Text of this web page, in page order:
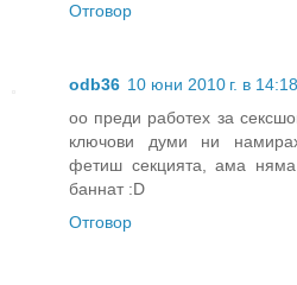
Отговор
odb36 10 юни 2010 г. в 14:18
оо преди работех за
ключови думи ни
фетиш секцията, ама
баннат :D
Отговор